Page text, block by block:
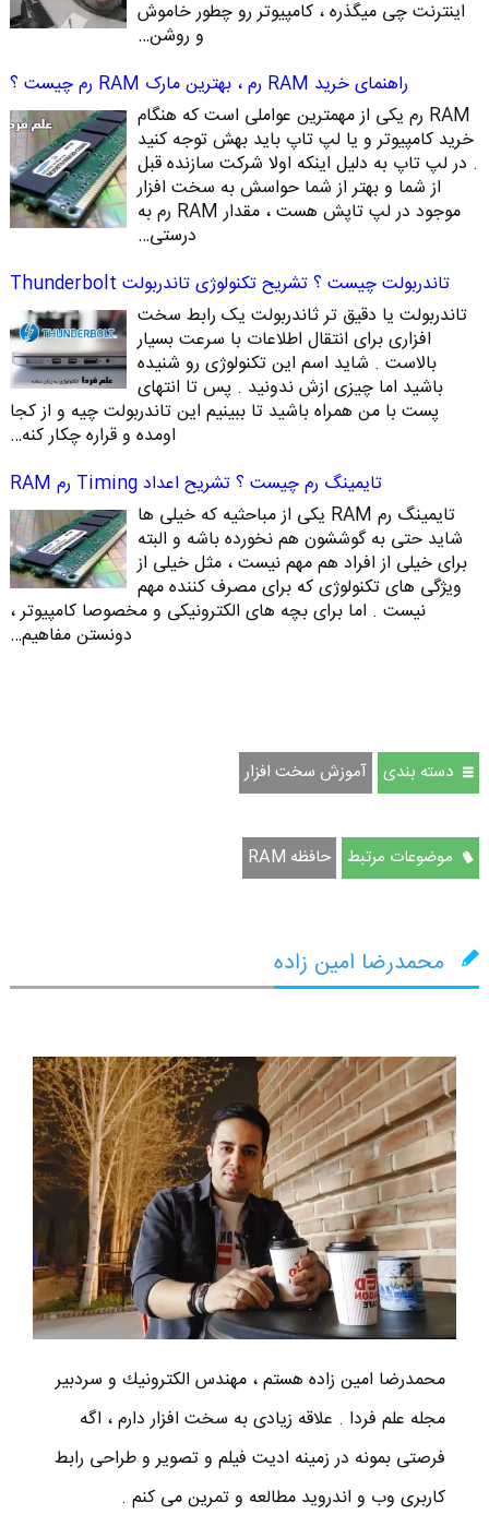
اینترنت چی میگذره ، کامپیوتر رو چطور خاموش
و روشن…
راهنمای خرید RAM رم ، بهترین مارک RAM رم چیست ؟
RAM رم یکی از مهمترین عواملی است که هنگام
خرید کامپیوتر و یا لپ تاپ باید بهش توجه کنید
. در لپ تاپ به دلیل اینکه اولا شرکت سازنده قبل
از شما و بهتر از شما حواسش به سخت افزار
موجود در لپ تاپش هست ، مقدار RAM رم به
درستی…
تاندربولت چیست ؟ تشریح تکنولوژی تاندربولت Thunderbolt
تاندربولت یا دقیق تر ثاندربولت یک رابط سخت
افزاری برای انتقال اطلاعات با سرعت بسیار
بالاست . شاید اسم این تکنولوژی رو شنیده
باشید اما چیزی ازش ندونید . پس تا انتهای
پست با من همراه باشید تا ببینیم این تاندربولت چیه و از کجا
اومده و قراره چکار کنه…
تایمینگ رم چیست ؟ تشریح اعداد Timing رم RAM
تایمینگ رم RAM یکی از مباحثیه که خیلی ها
شاید حتی به گوششون هم نخورده باشه و البته
برای خیلی از افراد هم مهم نیست ، مثل خیلی از
ویژگی های تکنولوژی که برای مصرف کننده مهم
نیست . اما برای بچه های الکترونیکی و مخصوصا کامپیوتر ،
دونستن مفاهیم…
دسته بندی آموزش سخت افزار
موضوعات مرتبط حافظه RAM
محمدرضا امین زاده
محمدرضا امين زاده هستم ، مهندس الكترونيك و سردبير
مجله علم فردا . علاقه زیادی به سخت افزار دارم ، اگه
فرصتی بمونه در زمینه ادیت فیلم و تصویر و طراحی رابط
کاربری وب و اندروید مطالعه و تمرین می کنم .